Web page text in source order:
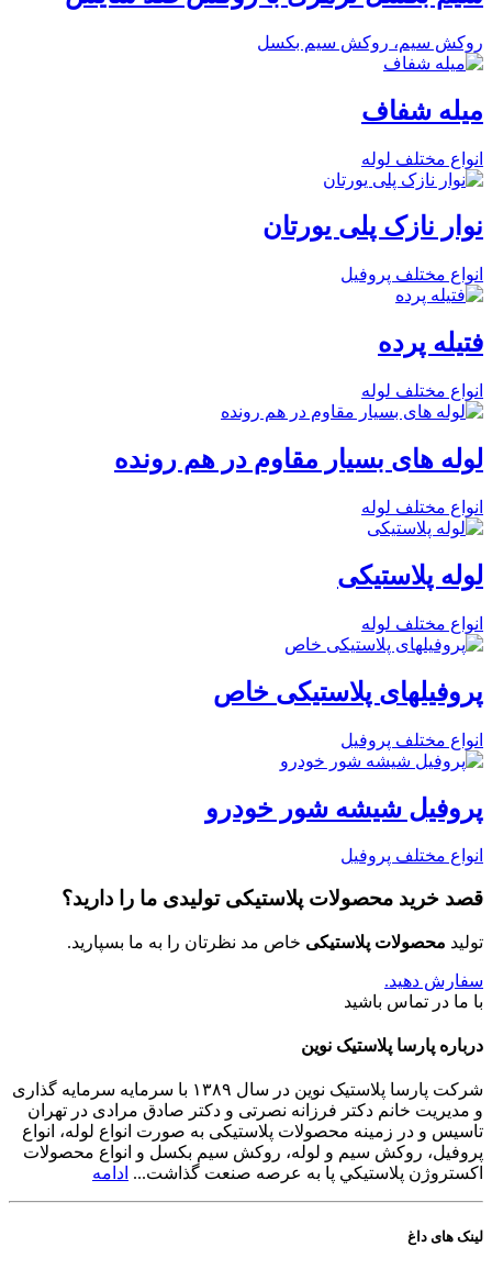
روکش سیم، روکش سیم بکسل
میله شفاف
انواع مختلف لوله
نوار نازک پلی یورتان
انواع مختلف پروفیل
فتیله پرده
انواع مختلف لوله
لوله های بسیار مقاوم در هم رونده
انواع مختلف لوله
لوله پلاستیکی
انواع مختلف لوله
پروفیلهای پلاستیکی خاص
انواع مختلف پروفیل
پروفیل شیشه شور خودرو
انواع مختلف پروفیل
قصد خرید محصولات پلاستیکی تولیدی ما را دارید؟
تولید محصولات پلاستیکی خاص مد نظرتان را به ما بسپارید.
سفارش دهید.
با ما در تماس باشید
درباره پارسا پلاستیک نوین
شرکت پارسا پلاستیک نوین در سال ۱۳۸۹ با سرمایه سرمایه گذاری
و مدیریت خانم دکتر فرزانه نصرتی و دکتر صادق مرادی در تهران
تاسیس و در زمینه محصولات پلاستیکی به صورت انواع لوله، انواع
پروفیل، روکش سیم و لوله، روکش سیم بکسل و انواع محصولات
اکستروژن پلاستيكي پا به عرصه صنعت گذاشت... ادامه
لینک های داغ